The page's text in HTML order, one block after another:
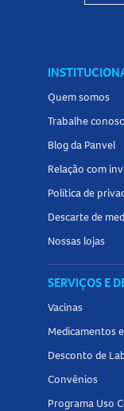
embalagem com
Farmácias e
sua maquiagem
Quem somos
Trabalhe
Blog da Panvel
Relação com
Política de
Descarte de
Nossas lojas
SERVIÇOS E
Vacinas
Medicamentos
Desconto de
Convênios
Programa Uso